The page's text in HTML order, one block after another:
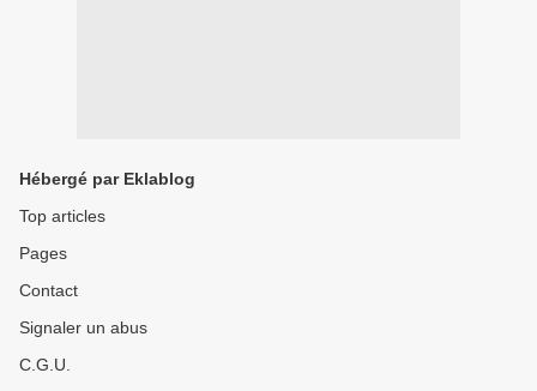
Hébergé par Eklablog
Top articles
Pages
Contact
Signaler un abus
C.G.U.